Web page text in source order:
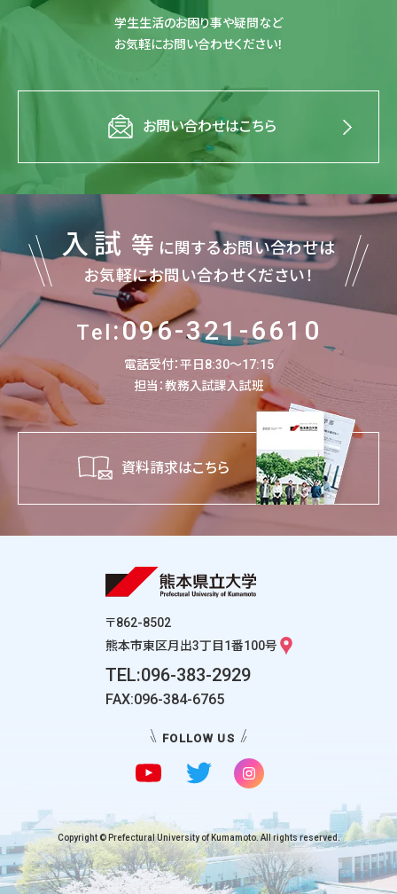
学生生活のお困り事や疑問など
お気軽にお問い合わせください！
お問い合わせはこちら
入試 等 に関するお問い合わせは
お気軽にお問い合わせください！
Tel:096-321-6610
電話受付：平日8:30～17:15
担当：教務入試課入試班
資料請求はこちら
〒862-8502
熊本市東区月出3丁目1番100号
TEL:096-383-2929
FAX:096-384-6765
FOLLOW US
Copyright © Prefectural University of Kumamoto. All rights reserved.